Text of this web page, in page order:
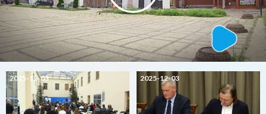
2025-12-03 2025-12-03